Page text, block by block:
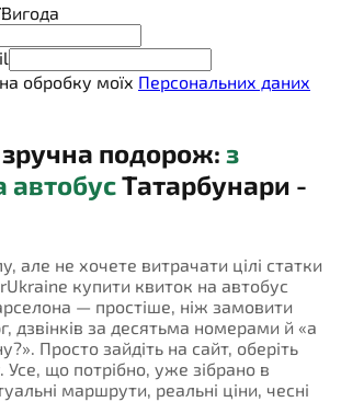
Вигода
обробку моїх Персональних даних
подорож: з
автобусТатарбунари -
але не хочете витрачати цілі статки
купити квиток на автобус
— простіше, ніж замовити
дзвінків за десятьма номерами й «а
Просто зайдіть на сайт, оберіть
Усе, що потрібно, уже зібрано в
маршрути, реальні ціни, чесні